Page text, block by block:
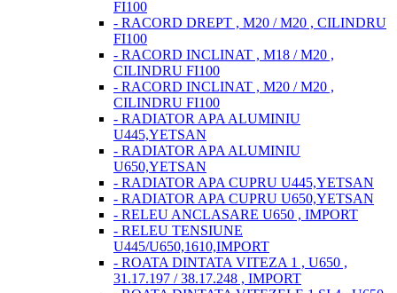
FI100
- RACORD DREPT , M20 / M20 , CILINDRU
FI100
- RACORD INCLINAT , M18 / M20 ,
CILINDRU FI100
- RACORD INCLINAT , M20 / M20 ,
CILINDRU FI100
- RADIATOR APA ALUMINIU
U445,YETSAN
- RADIATOR APA ALUMINIU
U650,YETSAN
- RADIATOR APA CUPRU U445,YETSAN
- RADIATOR APA CUPRU U650,YETSAN
- RELEU ANCLASARE U650 , IMPORT
- RELEU TENSIUNE
U445/U650,1610,IMPORT
- ROATA DINTATA VITEZA 1 , U650 ,
31.17.197 / 38.17.248 , IMPORT